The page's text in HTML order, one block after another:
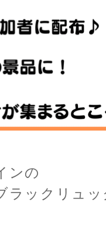
ンの
ラックリュッ